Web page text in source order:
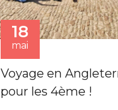
18
mai
Voyage en
pour les 4ème !